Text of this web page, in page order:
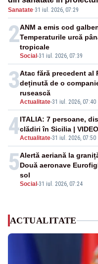
Sanatate·31 iul. 2026, 07:29
2
Social -31 iul. 2026, 07:39
ANM a emis cod
Temperaturile urcă
tropicale
3
Actualitate-31 iul. 2026, 07:40
Atac fără precedent al
deținută de o
rusească
4Actualitate-31 iul. 2026, 07:50
ITALIA: 7 persoane,
clădiri în Sicilia | VIDEO
5
Social -31 iul. 2026, 07:24
Alertă aeriană la
Două aeronave
sol
ACTUALITATE